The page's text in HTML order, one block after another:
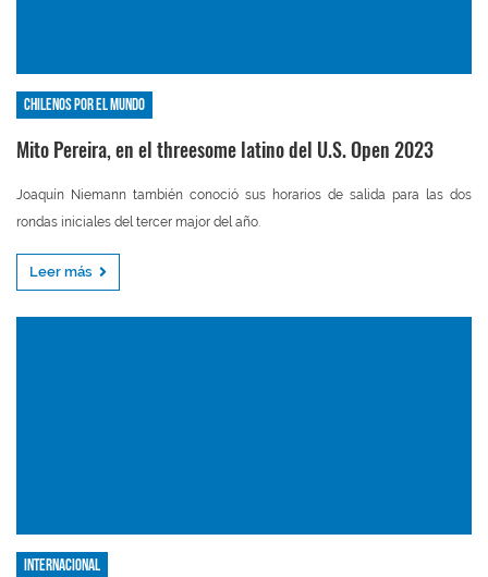
Chilenos por el mundo
Mito Pereira, en el threesome latino del U.S. Open 2023
Joaquín Niemann también conoció sus horarios de salida para las dos
rondas iniciales del tercer major del año.
Leer más
Internacional